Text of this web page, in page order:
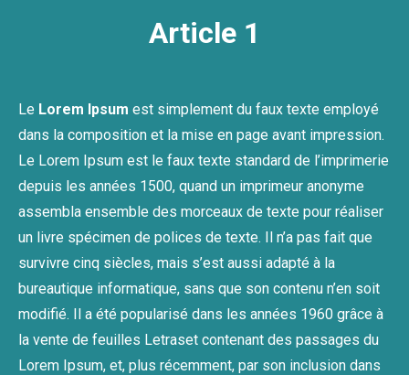
Article 1
Le Lorem Ipsum est simplement du faux texte employé
dans la composition et la mise en page avant impression.
Le Lorem Ipsum est le faux texte standard de l’imprimerie
depuis les années 1500, quand un imprimeur anonyme
assembla ensemble des morceaux de texte pour réaliser
un livre spécimen de polices de texte. Il n’a pas fait que
survivre cinq siècles, mais s’est aussi adapté à la
bureautique informatique, sans que son contenu n’en soit
modifié. Il a été popularisé dans les années 1960 grâce à
la vente de feuilles Letraset contenant des passages du
Lorem Ipsum, et, plus récemment, par son inclusion dans